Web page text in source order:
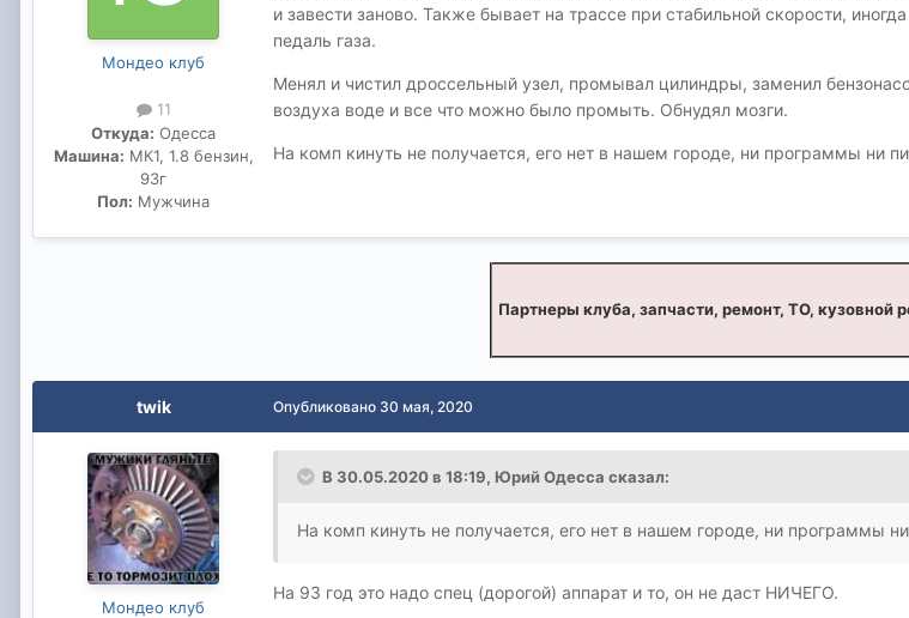
Мондео клуб
11
Откуда: Одесса
Машина: МК1, 1.8 бензин,
93г
Пол: Мужчина
и завести заново. Также бывает на трассе при стабильной скорости,
педаль газа.
Менял и чистил дроссельный узел, промывал цилиндры, заменил
воздуха воде и все что можно было промыть. Обнудял мозги.
На комп кинуть не получается, его нет в нашем городе, ни программы ни
Партнеры клуба, запчасти, ремонт, ТО, кузовной
twik
Мондео клуб
Опубликовано 30 мая, 2020
В 30.05.2020 в 18:19, Юрий Одесса сказал:
На комп кинуть не получается, его нет в нашем городе, ни программы
На 93 год это надо спец (дорогой) аппарат и то, он не даст НИЧЕГО.